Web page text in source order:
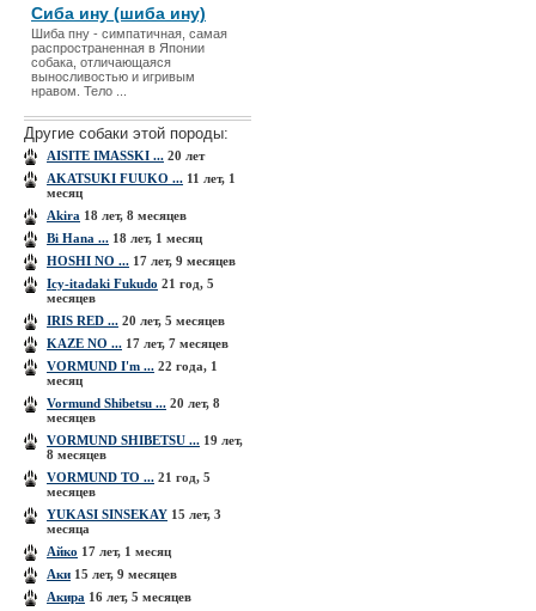
Сиба ину (шиба ину)
Шиба пну - симпатичная, самая
распространенная в Японии
собака, отличающаяся
выносливостью и игривым
нравом. Тело ...
Другие собаки этой породы:
AISITE IMASSKI ... 20 лет
AKATSUKI FUUKO ... 11 лет, 1
месяц
Akira 18 лет, 8 месяцев
Bi Hana ... 18 лет, 1 месяц
HOSHI NO ... 17 лет, 9 месяцев
Icy-itadaki Fukudo 21 год, 5
месяцев
IRIS RED ... 20 лет, 5 месяцев
KAZE NO ... 17 лет, 7 месяцев
VORMUND I'm ... 22 года, 1
месяц
Vormund Shibetsu ... 20 лет, 8
месяцев
VORMUND SHIBETSU ... 19 лет,
8 месяцев
VORMUND TO ... 21 год, 5
месяцев
YUKASI SINSEKAY 15 лет, 3
месяца
Айко 17 лет, 1 месяц
Аки 15 лет, 9 месяцев
Акира 16 лет, 5 месяцев